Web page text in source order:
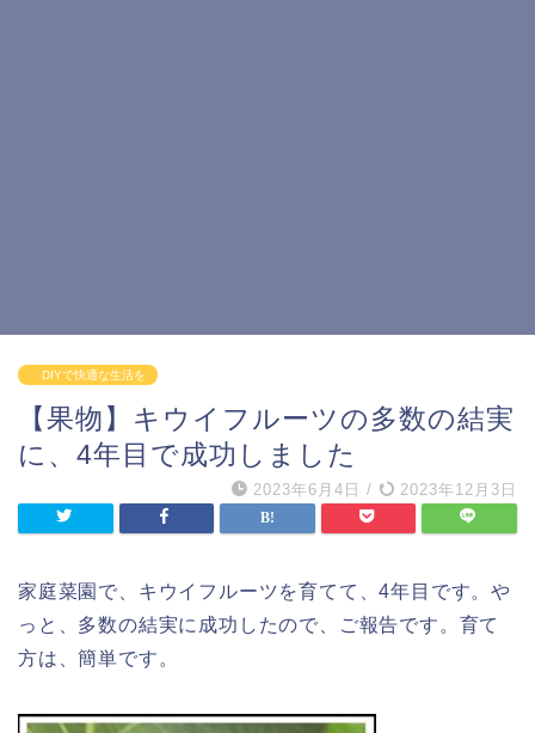
DIYで快適な生活を
【果物】キウイフルーツの多数の結実
に、4年目で成功しました
2023年6月4日 / 2023年12月3日
家庭菜園で、キウイフルーツを育てて、4年目です。や
っと、多数の結実に成功したので、ご報告です。育て
方は、簡単です。